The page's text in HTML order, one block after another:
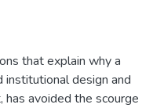
that explain why a
institutional design and
avoided the scourge